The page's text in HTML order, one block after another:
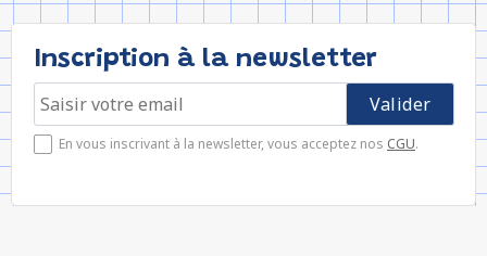
Inscription à la newsletter
En vous inscrivant à la newsletter, vous acceptez nos CGU.